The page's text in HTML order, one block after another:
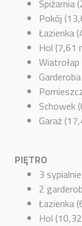
Spiżarnia
Pokój
Łazienka
Hol (7,61
Schowek
Garaż
PIĘTRO
3
2
Łazienka
Hol